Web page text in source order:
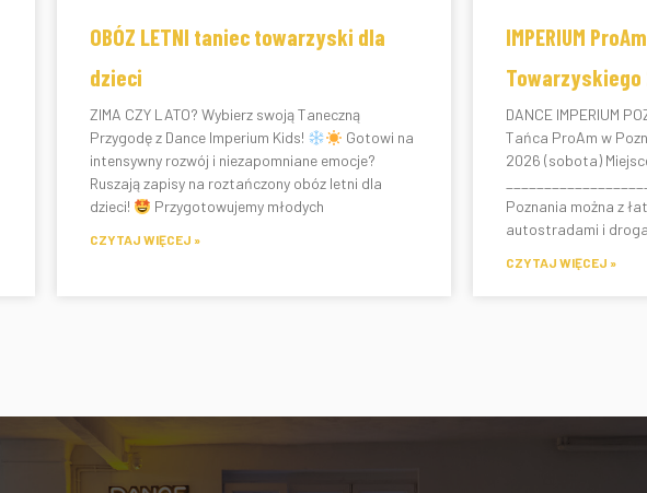
OBÓZ LETNI taniec towarzyski dla
dzieci
ZIMA CZY LATO? Wybierz swoją Taneczną
Przygodę z Dance Imperium Kids!
Gotowi na
intensywny rozwój i niezapomniane emocje?
Ruszają zapisy na roztańczony obóz letni dla
dzieci!
Przygotowujemy młodych
CZYTAJ WIĘCEJ »
IMPERIUM
Towarzyskiego
DANCE IMPERIUM
Tańca ProAm w
2026 (sobota)
Poznania można z
autostradami i
CZYTAJ WIĘCEJ »